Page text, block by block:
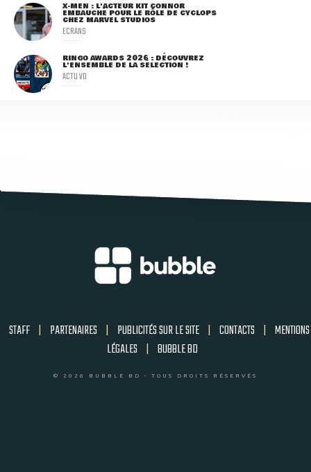
X-MEN : L'ACTEUR KIT CONNOR
EMBAUCHÉ POUR LE RÔLE DE CYCLOPS
CHEZ MARVEL STUDIOS
ECRANS
RINGO AWARDS 2026 : DÉCOUVREZ
L'ENSEMBLE DE LA SÉLECTION !
ACTU VO
STAFF | PARTENAIRES | PUBLICITÉS SUR LE SITE | CONTACTS | MENTIONS
LÉGALES | BUBBLE BD
© 2026 BUBBLE BD - TOUS DROITS RÉSERVÉS